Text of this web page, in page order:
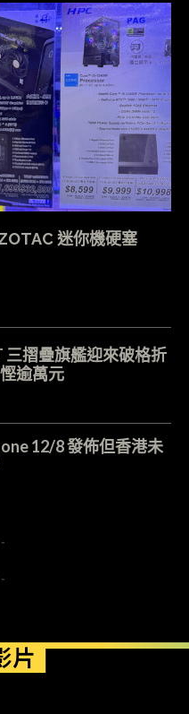
迷你機硬塞
三摺疊旗艦迎來破格折
逾萬元
12/8 發佈但香港未
片